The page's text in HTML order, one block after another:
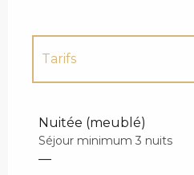
Tarifs
Nuitée (meublé)
Séjour minimum 3 nuits
—